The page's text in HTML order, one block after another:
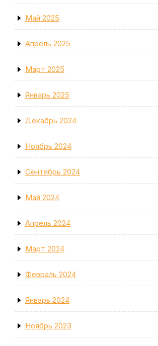
Май 2025
Апрель 2025
Март 2025
Январь 2025
Декабрь 2024
Ноябрь 2024
Сентябрь 2024
Май 2024
Апрель 2024
Март 2024
Февраль 2024
Январь 2024
Ноябрь 2023